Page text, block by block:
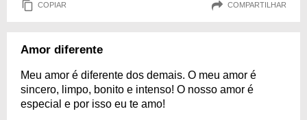
COPIAR COMPARTILHAR
Amor diferente
Meu amor é diferente dos demais. O meu amor é
sincero, limpo, bonito e intenso! O nosso amor é
especial e por isso eu te amo!